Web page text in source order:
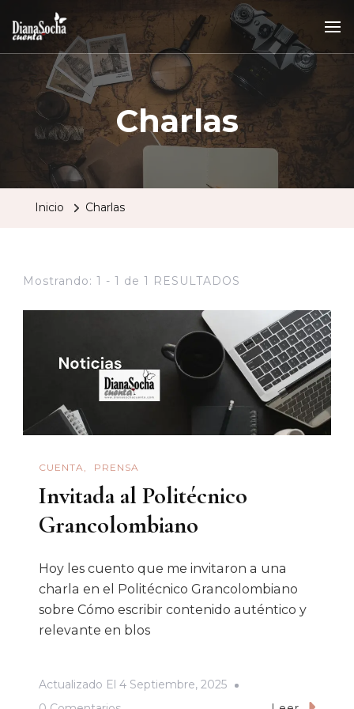
Charlas
Inicio Charlas
Mostrando: 1 - 1 de 1 RESULTADOS
CUENTA PRENSA
Invitada al Politécnico
Grancolombiano
Hoy les cuento que me invitaron a una
charla en el Politécnico Grancolombiano
sobre Cómo escribir contenido auténtico y
relevante en blos
Actualizado El 4 Septiembre, 2025